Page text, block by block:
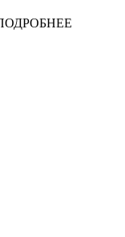
ПОДРОБНЕЕ